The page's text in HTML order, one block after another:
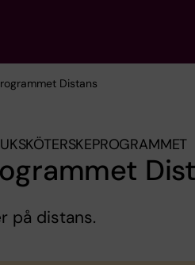
Distans
på distans.